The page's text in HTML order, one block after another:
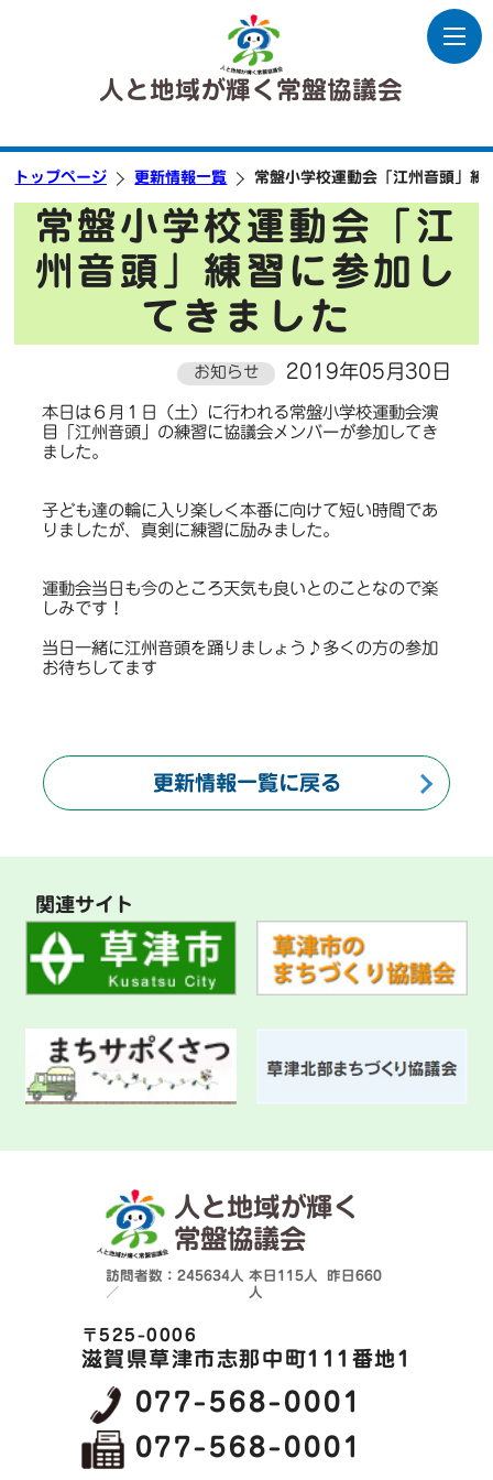
人と地域が輝く常盤協議会
トップページ 更新情報一覧 常盤小学校運動会「江州音頭」練
常盤小学校運動会「江
州音頭」練習に参加し
てきました
お知らせ 2019年05月30日
本日は６月１日（土）に行われる常盤小学校運動会演
目「江州音頭」の練習に協議会メンバーが参加してき
ました。
子ども達の輪に入り楽しく本番に向けて短い時間であ
りましたが、真剣に練習に励みました。
運動会当日も今のところ天気も良いとのことなので楽
しみです！
当日一緒に江州音頭を踊りましょう♪多くの方の参加
お待ちしてます
更新情報一覧に戻る
関連サイト
人と地域が輝く
常盤協議会
訪問者数：245634人
／
本日 115人 昨日660
人
〒525-0006
滋賀県草津市志那中町111番地1
077-568-0001
077-568-0001